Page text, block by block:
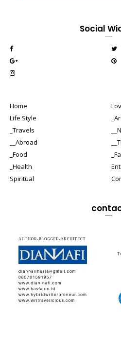
Social
Home
Life Style
_Travels
__Abroad
_Food
_Health
Spiritual